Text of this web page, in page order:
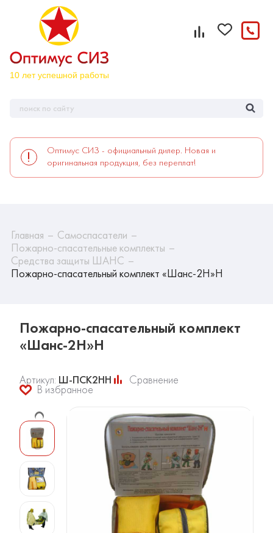
Оптимус СИЗ - официальный дилер. Новая и
оригинальная продукция, без переплат!
Главная
Самоспасатели
Пожарно-спасательные комплекты
Средства защиты ШАНС
Пожарно-спасательный комплект «Шанс-2Н»Н
Пожарно-спасательный комплект
«Шанс-2Н»Н
Артикул: Ш-ПСК2НН Сравнение
В избранное